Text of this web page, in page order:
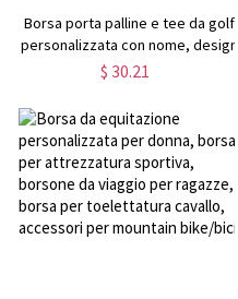
Borsa porta palline e tee da golf
personalizzata con nome, design
a bandierina, in pelle PU con clip
appassionati di golf, giocatori e
allenatori.
$ 30.21